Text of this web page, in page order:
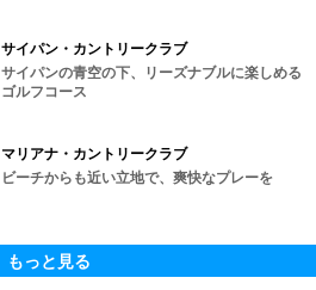
サイパン・カントリークラブ
サイパンの青空の下、リーズナブルに楽しめる
ゴルフコース
マリアナ・カントリークラブ
ビーチからも近い立地で、爽快なプレーを
もっと見る